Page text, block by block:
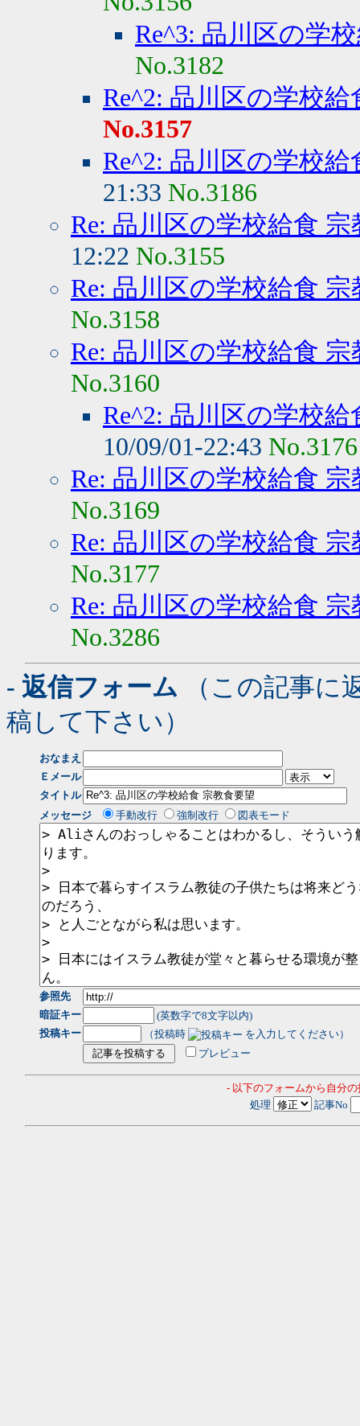
Re^3: 品川区の学
No.3182
Re^2: 品川区の学校
No.3157
Re^2: 品川区の学校
21:33 No.3186
Re: 品川区の学校給食
12:22 No.3155
Re: 品川区の学校給食
No.3158
Re: 品川区の学校給食
No.3160
Re^2: 品川区の学校
10/09/01-22:43 No.3176
Re: 品川区の学校給食
No.3169
Re: 品川区の学校給食
No.3177
Re: 品川区の学校給食
No.3286
- 返信フォーム （この記事に
稿して下さい）
おなまえ
Ｅメール
タイトル
メッセージ
手動改行 強制改行 図表モード
参照先
暗証キー
(英数字で8文字以内)
投稿キー
（投稿時
を入力してください）
プレビュー
- 以下のフォームから自分
処理
記事No